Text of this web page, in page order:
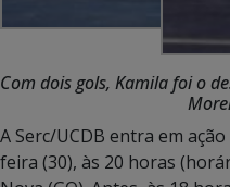
Com dois gols, Kamila foi o
A Serc/UCDB entra em
feira (30), às 20 horas